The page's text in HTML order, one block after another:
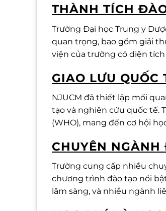
THÀNH TÍCH
Trường Đại học Trung y
quan trọng, bao gồm giải
viện của trường có diện
GIAO LƯU QUỐC
NJUCM đã thiết lập mối
tạo và nghiên cứu quốc tế.
(WHO), mang đến cơ hội
CHUYÊN
Trường cung cấp nhiều
chương trình đào tạo nổi
lâm sàng, và nhiều ngành